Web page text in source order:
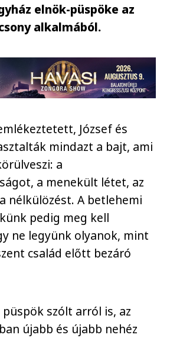
elnök-püspöke az
alkalmából.
József és
mindazt a bajt, ami
a
a menekült létet, az
nélkülözést. A betlehemi
pedig meg kell
ne legyünk olyanok, mint
család előtt bezáró
szólt arról is, az
újabb és újabb nehéz